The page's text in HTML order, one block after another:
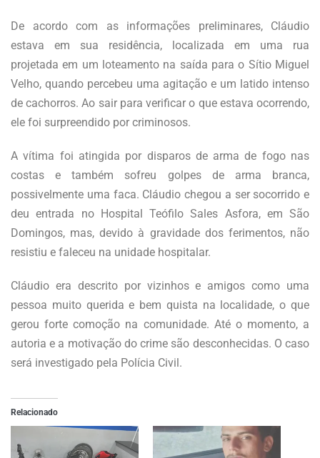
De acordo com as informações preliminares, Cláudio
estava em sua residência, localizada em uma rua
projetada em um loteamento na saída para o Sítio Miguel
Velho, quando percebeu uma agitação e um latido intenso
de cachorros. Ao sair para verificar o que estava ocorrendo,
ele foi surpreendido por criminosos.
A vítima foi atingida por disparos de arma de fogo nas
costas e também sofreu golpes de arma branca,
possivelmente uma faca. Cláudio chegou a ser socorrido e
deu entrada no Hospital Teófilo Sales Asfora, em São
Domingos, mas, devido à gravidade dos ferimentos, não
resistiu e faleceu na unidade hospitalar.
Cláudio era descrito por vizinhos e amigos como uma
pessoa muito querida e bem quista na localidade, o que
gerou forte comoção na comunidade. Até o momento, a
autoria e a motivação do crime são desconhecidas. O caso
será investigado pela Polícia Civil.
Relacionado